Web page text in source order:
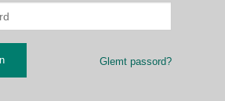
Glemt passord?